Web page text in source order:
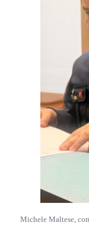
Michele Maltese,